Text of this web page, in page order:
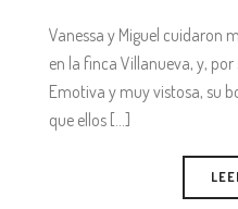
Vanessa y Miguel cuidaron
en la finca Villanueva, y,
Emotiva y muy vistosa, su
que ellos [...]